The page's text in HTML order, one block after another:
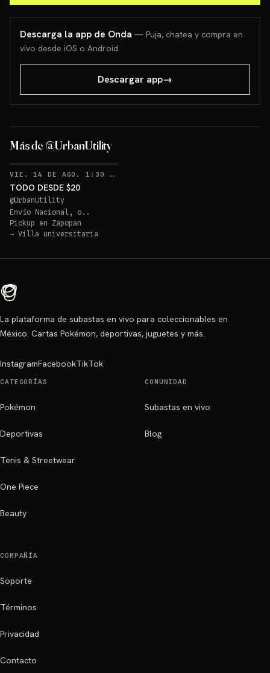
Descarga la app de Onda — Puja, chatea y compra en
vivo desde iOS o Android.
Descargar app→
Más de @UrbanUtility
VIE. 14 DE AGO. 1:30 AM
TODO DESDE $20
@UrbanUtility
Envío Nacional, o..
Pickup en Zapopan
→ Villa universitaria
La plataforma de subastas en vivo para coleccionables en
México. Cartas Pokémon, deportivas, juguetes y más.
InstagramFacebookTikTok
CATEGORÍAS
Pokémon
Deportivas
Tenis & Streetwear
One Piece
Beauty
COMUNIDAD
Subastas en vivo
Blog
COMPAÑÍA
Soporte
Términos
Privacidad
Contacto